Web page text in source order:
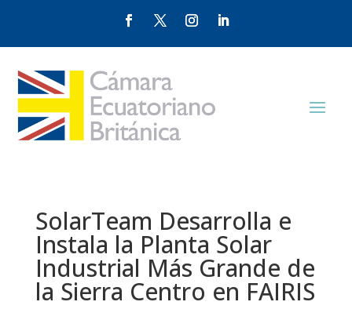
SolarTeam Desarrolla e
Instala la Planta Solar
Industrial Más Grande de
la Sierra Centro en FAIRIS